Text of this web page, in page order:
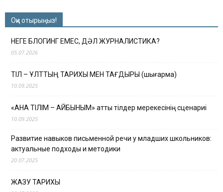
Оқи отырыңыз!
НЕГЕ БЛОГИНГ ЕМЕС, ДӘЛ ЖУРНАЛИСТИКА?
05.07.2026
ТІЛ – ҰЛТТЫҢ ТАРИХЫ МЕН ТАҒДЫРЫ (шығарма)
10.09.2025
«АНА ТІЛІМ – АЙБЫНЫМ» атты тілдер мерекесінің сценариі
10.09.2025
Развитие навыков письменной речи у младших школьников:
актуальные подходы и методики
20.07.2025
ЖАЗУ ТАРИХЫ